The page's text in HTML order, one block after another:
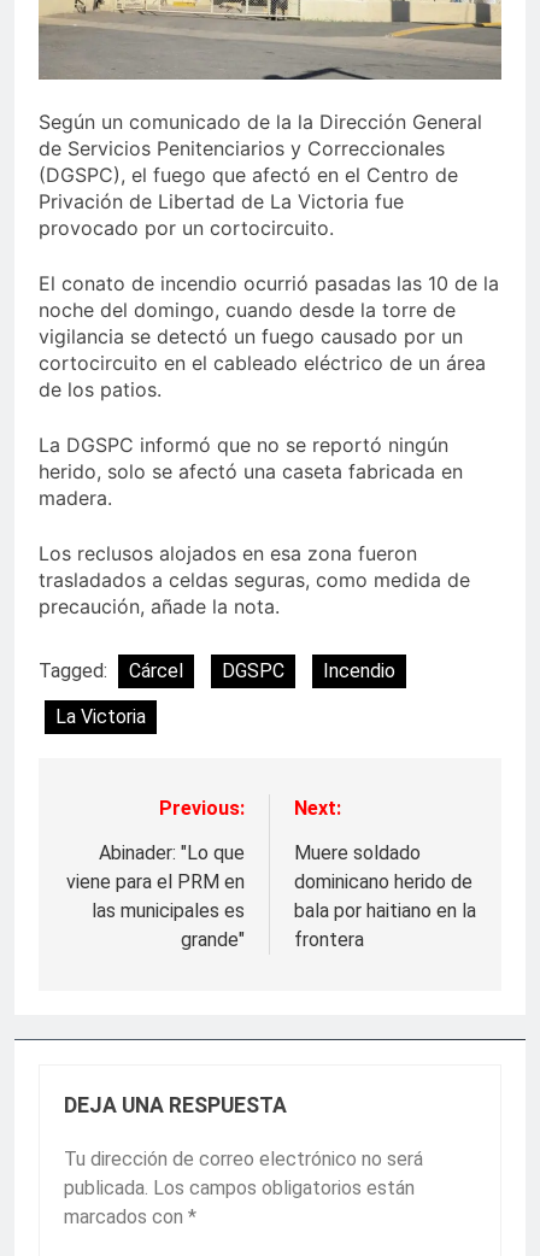
Sector de bancas deportivas
plantea posición sobre
proyecto de Ley General de
3 Días Ago
Según un comunicado de la la Dirección General
de Servicios Penitenciarios y Correccionales
(DGSPC), el fuego que afectó en el Centro de
Privación de Libertad de La Victoria fue
provocado por un cortocircuito.
El conato de incendio ocurrió pasadas las 10 de la
noche del domingo, cuando desde la torre de
vigilancia se detectó un fuego causado por un
cortocircuito en el cableado eléctrico de un área
de los patios.
La DGSPC informó que no se reportó ningún
herido, solo se afectó una caseta fabricada en
madera.
Los reclusos alojados en esa zona fueron
trasladados a celdas seguras, como medida de
precaución, añade la nota.
Tagged: Cárcel DGSPC
Incendio
La Victoria
Navegación
entradas
Previous:
Abinader: "Lo que
viene para el PRM en
las municipales es
grande"
Next:
Muere soldado
dominicano herido de
bala por haitiano en la
frontera
DEJA UNA RESPUESTA
Tu dirección de correo electrónico no será
publicada. Los campos obligatorios están
marcados con *